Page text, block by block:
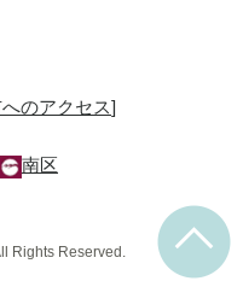
のアクセス]
南区
Rights Reserved.